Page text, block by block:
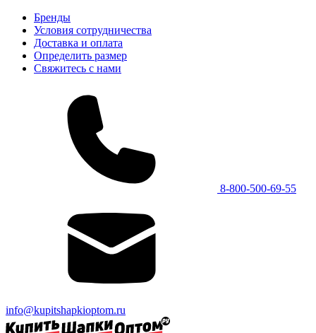
Бренды
Условия сотрудничества
Доставка и оплата
Определить размер
Свяжитесь с нами
8-800-500-69-55
info@kupitshapkioptom.ru